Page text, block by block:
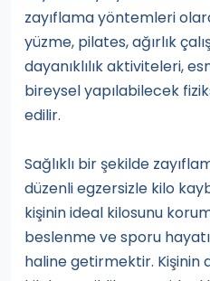
zayıflama yöntemleri
yüzme, pilates, ağırlık
dayanıklılık aktiviteleri,
bireysel yapılabilecek
edilir.
Sağlıklı bir şekilde
düzenli egzersizle kilo
kişinin ideal kilosunu
beslenme ve sporu
haline getirmektir. Kişinin